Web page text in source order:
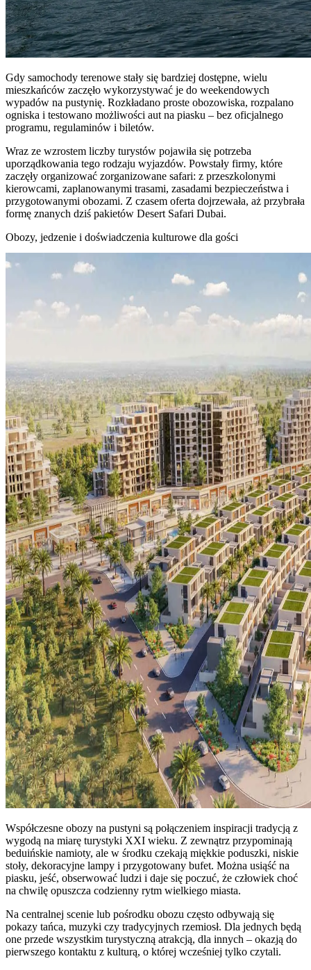
Gdy samochody terenowe stały się bardziej dostępne, wielu
mieszkańców zaczęło wykorzystywać je do weekendowych
wypadów na pustynię. Rozkładano proste obozowiska, rozpalano
ogniska i testowano możliwości aut na piasku – bez oficjalnego
programu, regulaminów i biletów.
Wraz ze wzrostem liczby turystów pojawiła się potrzeba
uporządkowania tego rodzaju wyjazdów. Powstały firmy, które
zaczęły organizować zorganizowane safari: z przeszkolonymi
kierowcami, zaplanowanymi trasami, zasadami bezpieczeństwa i
przygotowanymi obozami. Z czasem oferta dojrzewała, aż przybrała
formę znanych dziś pakietów Desert Safari Dubai.
Obozy, jedzenie i doświadczenia kulturowe dla gości
Współczesne obozy na pustyni są połączeniem inspiracji tradycją z
wygodą na miarę turystyki XXI wieku. Z zewnątrz przypominają
beduińskie namioty, ale w środku czekają miękkie poduszki, niskie
stoły, dekoracyjne lampy i przygotowany bufet. Można usiąść na
piasku, jeść, obserwować ludzi i daje się poczuć, że człowiek choć
na chwilę opuszcza codzienny rytm wielkiego miasta.
Na centralnej scenie lub pośrodku obozu często odbywają się
pokazy tańca, muzyki czy tradycyjnych rzemiosł. Dla jednych będą
one przede wszystkim turystyczną atrakcją, dla innych – okazją do
pierwszego kontaktu z kulturą, o której wcześniej tylko czytali.